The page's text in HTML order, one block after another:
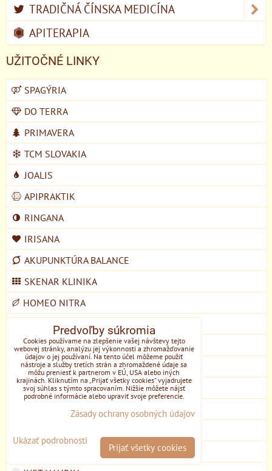
TRADIČNÁ ČÍNSKA MEDICÍNA
APITERAPIA
UŽITOČNÉ LINKY
SPAGÝRIA
DO TERRA
PRIMAVERA
TCM SLOVAKIA
JOALIS
APIPRAKTIK
RINGANA
IRISANA
AKUPUNKTÚRA BALANCE
SKENAR KLINIKA
HOMEO NITRA
GREEN WAYS .... .... 0911 631585
PLACENTA .... ..... .... 0910 834 804
DULCIA
LAKTAČNÉ PORADKYNE
Predvoľby súkromia
Cookies používame na zlepšenie vašej návštevy tejto
webovej stránky, analýzu jej výkonnosti a zhromažďovanie
údajov o jej používaní. Na tento účel môžeme použiť
nástroje a služby tretích strán a zhromaždené údaje sa
môžu preniesť k partnerom v EÚ, USA alebo iných
krajinách. Kliknutím na „Prijať všetky cookies“ vyjadrujete
svoj súhlas s týmto spracovaním. Nižšie môžete nájsť
podrobné informácie alebo upraviť svoje preferencie.
Zásady ochrany osobných údajov
Ukázať podrobnosti
Prijať všetky cookies